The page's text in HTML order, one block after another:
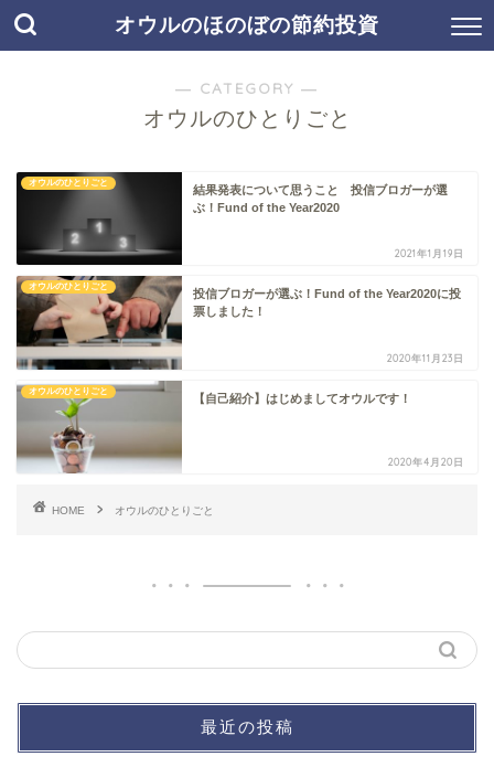
オウルのほのぼの節約投資
― CATEGORY ―
オウルのひとりごと
オウルのひとりごと
結果発表について思うこと 投信ブロガーが選
ぶ！Fund of the Year2020
2021年1月19日
オウルのひとりごと
投信ブロガーが選ぶ！Fund of the Year2020に投
票しました！
2020年11月23日
オウルのひとりごと
【自己紹介】はじめましてオウルです！
2020年4月20日
HOME オウルのひとりごと
最近の投稿